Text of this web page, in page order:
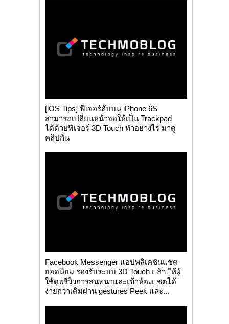
[iOS Tips] ฟีเจอร์ลับบน iPhone 6S
สามารถเปลี่ยนหน้าจอให้เป็น Trackpad
ได้ด้วยฟีเจอร์ 3D Touch ทำอย่างไร มาดู
คลิปกัน
Facebook Messenger แอปพลิเคชันแชต
ยอดนิยม รองรับระบบ 3D Touch แล้ว ให้ผู้
ใช้ดูพรีวิวการสนทนาและเข้าห้องแชตได้
ง่ายกว่าเดิมผ่าน gestures Peek และ...